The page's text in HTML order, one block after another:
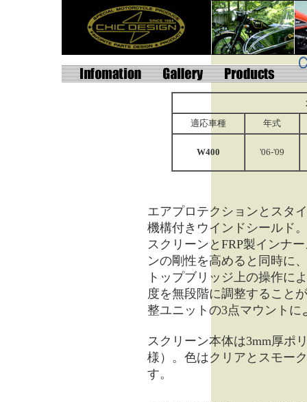
適応車種
年式
W400 '06-'09
エアプロテクションとスタ
機構付きウインドシールド。
スクリーンとFRP製インナ
ンの剛性を高めると同時に
トップブリッジ上の操作に
度を無段階に調整すること
整ユニットの3点マウント
スクリーン本体は3mm厚ポ
様）。色はクリアとスモー
す。